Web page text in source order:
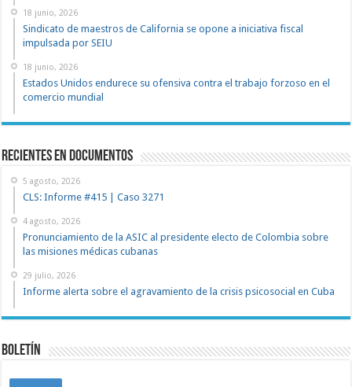
18 junio, 2026
Sindicato de maestros de California se opone a iniciativa fiscal
impulsada por SEIU
18 junio, 2026
Estados Unidos endurece su ofensiva contra el trabajo forzoso en el
comercio mundial
recientes en documentos
5 agosto, 2026
CLS: Informe #415 | Caso 3271
4 agosto, 2026
Pronunciamiento de la ASIC al presidente electo de Colombia sobre
las misiones médicas cubanas
29 julio, 2026
Informe alerta sobre el agravamiento de la crisis psicosocial en Cuba
Boletín